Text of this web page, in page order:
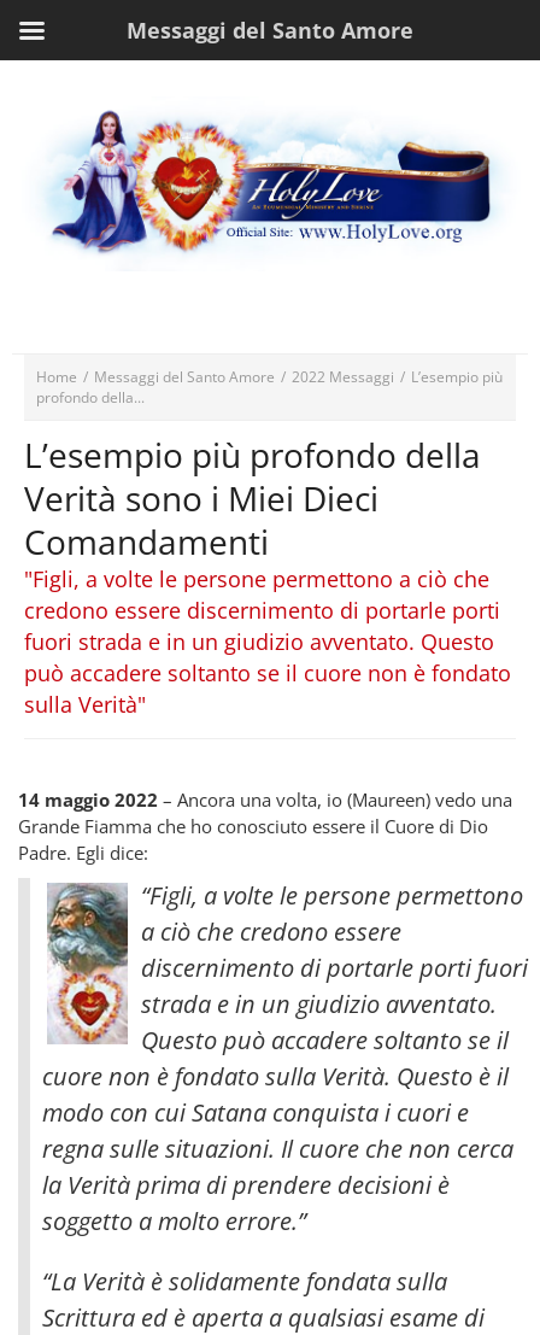
Home / Messaggi del Santo Amore / 2022 Messaggi / L’esempio più
profondo della...
L’esempio più profondo della
Verità sono i Miei Dieci
Comandamenti
"Figli, a volte le persone permettono a ciò che
credono essere discernimento di portarle porti
fuori strada e in un giudizio avventato. Questo
può accadere soltanto se il cuore non è fondato
sulla Verità"
14 maggio 2022 – Ancora una volta, io (Maureen) vedo una
Grande Fiamma che ho conosciuto essere il Cuore di Dio
Padre. Egli dice:
“Figli, a volte le persone permettono
a ciò che credono essere
discernimento di portarle porti fuori
strada e in un giudizio avventato.
Questo può accadere soltanto se il
cuore non è fondato sulla Verità. Questo è il
modo con cui Satana conquista i cuori e
regna sulle situazioni. Il cuore che non cerca
la Verità prima di prendere decisioni è
soggetto a molto errore.”
“La Verità è solidamente fondata sulla
Scrittura ed è aperta a qualsiasi esame di
Messaggi del Santo Amore